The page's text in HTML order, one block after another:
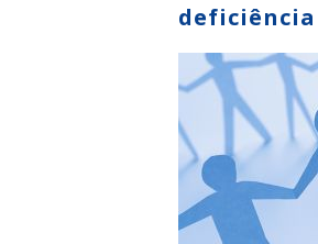
deficiência